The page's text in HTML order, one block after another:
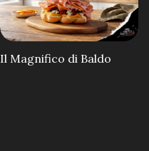
Il Magnifico di Baldo